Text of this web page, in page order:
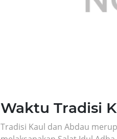
Waktu Tradisi
Tradisi Kaul dan Abdau